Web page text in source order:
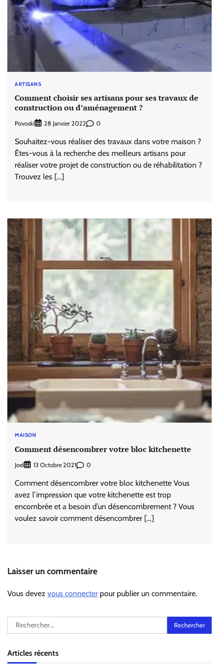
ARTISANS
Comment choisir ses artisans pour ses travaux de
construction ou d’aménagement ?
Povoski 28 Janvier 2022 0
Souhaitez-vous réaliser des travaux dans votre maison ?
Êtes-vous à la recherche des meilleurs artisans pour
réaliser votre projet de construction ou de réhabilitation ?
Trouvez les […]
MAISON
Comment désencombrer votre bloc kitchenette
Joel 13 Octobre 2021 0
Comment désencombrer votre bloc kitchenette Vous
avez l’impression que votre kitchenette est trop
encombrée et a besoin d’un désencombrement ? Vous
voulez savoir comment désencombrer […]
Laisser un commentaire
Vous devez vous connecter pour publier un commentaire.
Rechercher :
Articles récents